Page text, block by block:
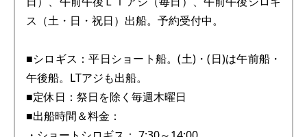
ス（土・日・祝日）出船。予約受付中。
■シロギス：平日ショート船。(土)・(日)は午前船・
午後船。LTアジも出船。
■定休日：祭日を除く毎週木曜日
■出船時間＆料金：